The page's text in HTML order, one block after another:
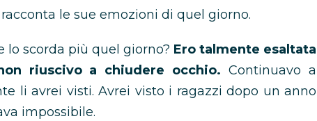
le sue emozioni di quel giorno.
lo scorda più quel giorno? Ero talmente esaltata
riuscivo a chiudere occhio. Continuavo a
li avrei visti. Avrei visto i ragazzi dopo un anno
impossibile.